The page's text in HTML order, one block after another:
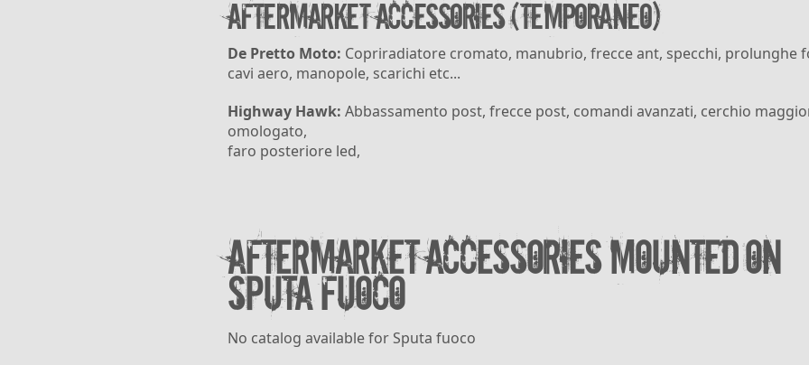
Aftermarket accessories (temporaneo)
De Pretto Moto: Copriradiatore cromato, manubrio, frecce ant, specchi, prolunghe
cavi aero, manopole, scarichi etc...
Highway Hawk: Abbassamento post, frecce post, comandi avanzati, cerchio
omologato,
faro posteriore led,
Aftermarket accessories mounted on
Sputa fuoco
No catalog available for Sputa fuoco